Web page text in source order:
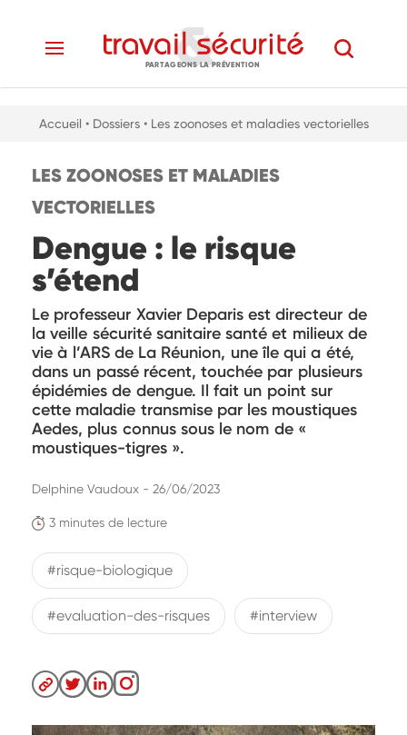
PARTAGEONS LA PRÉVENTION
Accueil • Dossiers • Les zoonoses et maladies vectorielles
LES ZOONOSES ET MALADIES
VECTORIELLES
Dengue : le risque
s’étend
Le professeur Xavier Deparis est directeur de
la veille sécurité sanitaire santé et milieux de
vie à l’ARS de La Réunion, une île qui a été,
dans un passé récent, touchée par plusieurs
épidémies de dengue. Il fait un point sur
cette maladie transmise par les moustiques
Aedes, plus connus sous le nom de «
moustiques-tigres ».
3 minutes de lecture
Delphine Vaudoux - 26/06/2023
#risque-biologique
#evaluation-des-risques #interview